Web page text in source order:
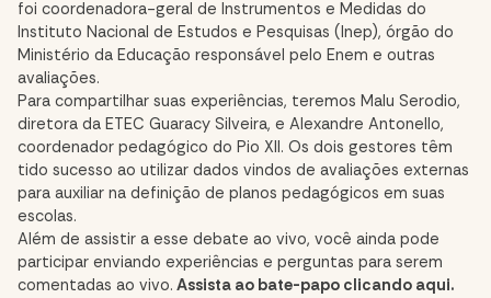
foi coordenadora-geral de Instrumentos e Medidas do
Instituto Nacional de Estudos e Pesquisas (Inep), órgão do
Ministério da Educação responsável pelo Enem e outras
avaliações.
Para compartilhar suas experiências, teremos Malu Serodio,
diretora da ETEC Guaracy Silveira, e Alexandre Antonello,
coordenador pedagógico do Pio XII. Os dois gestores têm
tido sucesso ao utilizar dados vindos de avaliações externas
para auxiliar na definição de planos pedagógicos em suas
escolas.
Além de assistir a esse debate ao vivo, você ainda pode
participar enviando experiências e perguntas para serem
comentadas ao vivo. Assista ao bate-papo clicando aqui.